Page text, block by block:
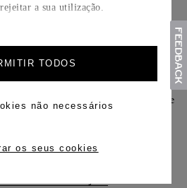
a sua utilização.
TODOS
não necessários
os seus cookies
mais
de entrega. Selecione o envio de
de seu pedido.
sua criação Cartier em até 30